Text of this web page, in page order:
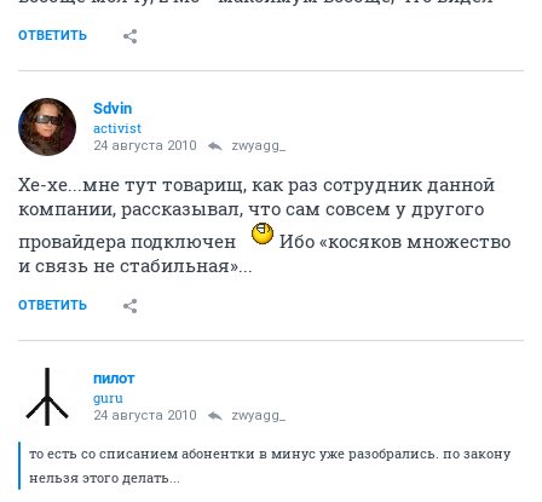
ОТВЕТИТЬ
Sdvin
activist
24 августа 2010 zwyagg_
Хе-хе...мне тут товарищ, как раз сотрудник данной
компании, рассказывал, что сам совсем у другого
провайдера подключен
Ибо «косяков множество
и связь не стабильная»...
ОТВЕТИТЬ
пилот
guru
24 августа 2010 zwyagg_
то есть со списанием абонентки в минус уже разобрались. по закону
нельзя этого делать...